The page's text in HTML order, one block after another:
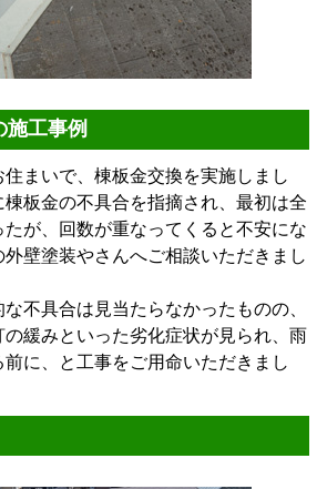
施工事例
まいで、棟板金交換を実施しまし
板金の不具合を指摘され、最初は全
たが、回数が重なってくると不安にな
壁塗装やさんへご相談いただきまし
不具合は見当たらなかったものの、
緩みといった劣化症状が見られ、雨
に、と工事をご用命いただきまし